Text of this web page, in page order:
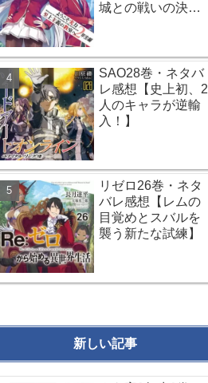
城との戦いの決
SAO28巻・ネタバ
レ感想【史上初、2
人のキャラが逆輸
入！】
リゼロ26巻・ネタ
バレ感想【レムの
目覚めとスバルを
襲う新たな試練】
新しい記事